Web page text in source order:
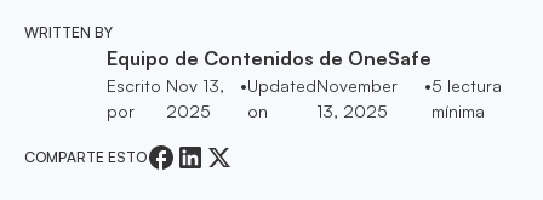
WRITTEN BY
Equipo de Contenidos de OneSafe
Escrito
por
Nov 13,
2025
•Updated
on
November
13, 2025
•5 lectura
mínima
COMPARTE ESTO